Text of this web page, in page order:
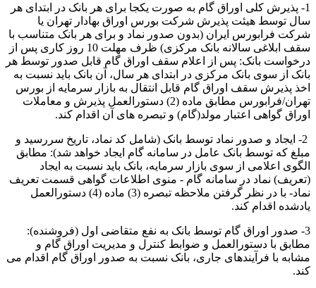
1‏‏- پذیرش کلی اوراق گام به صورت یکجا برای هر بانک در ابتدای هر
سال توسط هیئت پذیرش شرکت بورس اوراق بهادار تهران یا
شرکت فرابورس ایران (بدون صدور نماد و برای هر بانک متناسب با
سقف ابلاغی سالانه بانک مرکزی) ظرف مهلت 10 روز کاری پس از
درخواست بانک: پس از اعلام سقف اوراق گام قابل صدور توسط هر
بانک از سوی بانک مرکزی در ابتدای هر سال، آن بانک باید نسبت به
اخذ پذیرش سقف اوراق گام قابل انتقال به بازار سرمایه از بورس
تهران‏‏/فرابورس مطابق ماده (2) دستورالعمل پذیرش و معاملات
اوراق گواهی اعتبار مولد(گام) و تبصره های آن اقدام کند.
2‏‏- ایجاد و صدور نماد توسط بانک (شامل کد نماد، تاریخ سررسید و
مبلغ که توسط بانک‌ عامل در سامانه گام ایجاد خواهد شد): مطابق
الگوی اعلامی از سوی بازار سرمایه، بانک باید نسبت به ایجاد
(تعریف) نماد در سامانه گام ‏‏- منوی اطلاعات گواهی قسمت تعریف
نماد‏‏- با در نظر گرفتن ملاحظه تبصره (3) ماده (4) دستورالعمل
یادشده اقدام کند.
3‏‏- صدور اوراق گام توسط بانک به نفع متقاضی اول (فروشنده):
مطابق با دستورالعمل و ضوابط کنترل و مدیریت اوراق گام و
مشابه با فرآیندهای جاری، بانک نسبت به صدور اوراق گام اقدام می
کند.